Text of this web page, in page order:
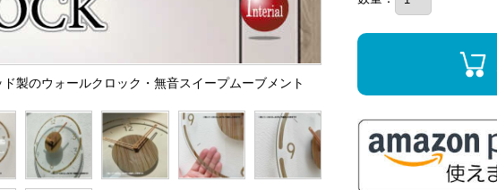
製のウォールクロック・無音スイープムーブメント